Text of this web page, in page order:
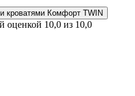
кроватями Комфорт TWIN
оценкой 10,0 из 10,0